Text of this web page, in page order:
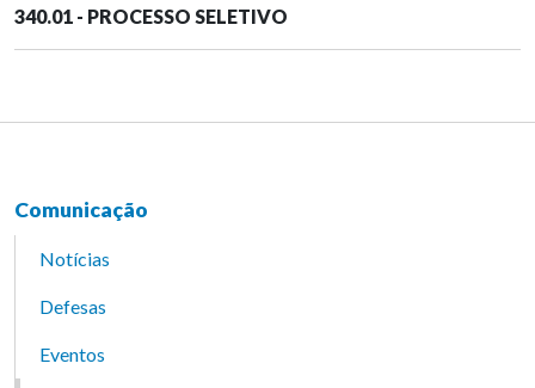
340.01 - PROCESSO SELETIVO
Comunicação
Notícias
Defesas
Eventos